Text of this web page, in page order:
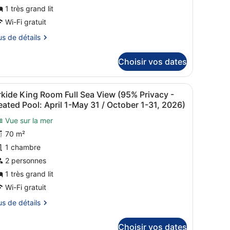
:
1 très grand lit
Wi-Fi gratuit
de détails
Choisir vos dates
une petite table et une vue sur l’extérieur.
:
Orkide King Room Full Sea View (95%
11
King Room Full Sea View (95% Privacy -
Pool: April 1-May 31 / October 1-31, 2026)
Vue sur la mer
70 m²
1 chambre
2 personnes
1 très grand lit
Wi-Fi gratuit
de détails
Choisir vos dates